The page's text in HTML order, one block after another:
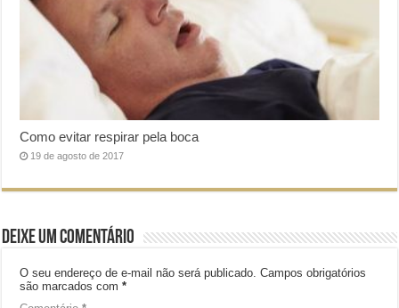
Como evitar respirar pela boca
19 de agosto de 2017
Deixe um comentário
O seu endereço de e-mail não será publicado. Campos obrigatórios
são marcados com*